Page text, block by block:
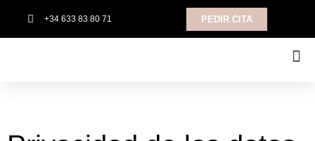
+34 633 83 80 71 PEDIR CITA